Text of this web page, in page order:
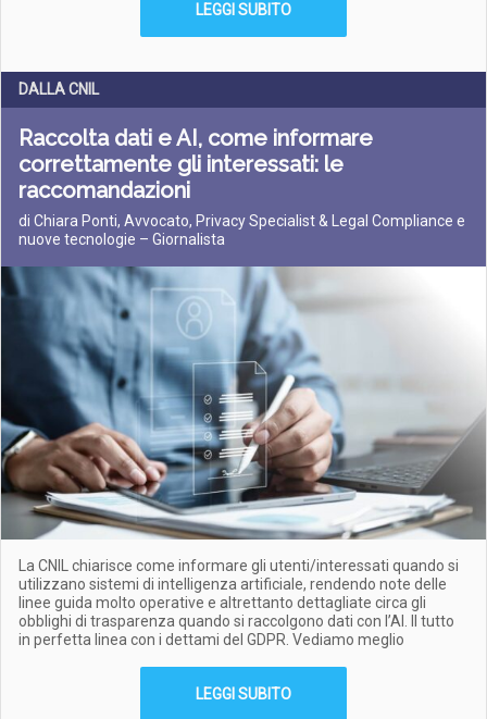
LEGGI SUBITO
DALLA CNIL
Raccolta dati e AI, come informare
correttamente gli interessati: le
raccomandazioni
di Chiara Ponti, Avvocato, Privacy Specialist & Legal Compliance e
nuove tecnologie – Giornalista
La CNIL chiarisce come informare gli utenti/interessati quando si
utilizzano sistemi di intelligenza artificiale, rendendo note delle
linee guida molto operative e altrettanto dettagliate circa gli
obblighi di trasparenza quando si raccolgono dati con l’AI. Il tutto
in perfetta linea con i dettami del GDPR. Vediamo meglio
LEGGI SUBITO